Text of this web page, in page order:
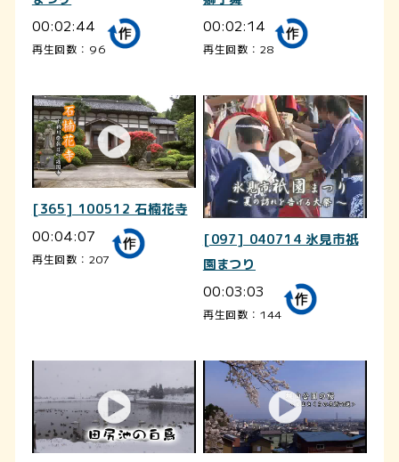
00:02:44
再生回数：96
00:02:14
再生回数：28
[365] 100512 石楠花寺
00:04:07
再生回数：207
[097] 040714 氷見市祇
園まつり
00:03:03
再生回数：144